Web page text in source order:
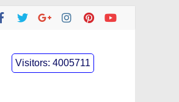
Visitors: 4005711